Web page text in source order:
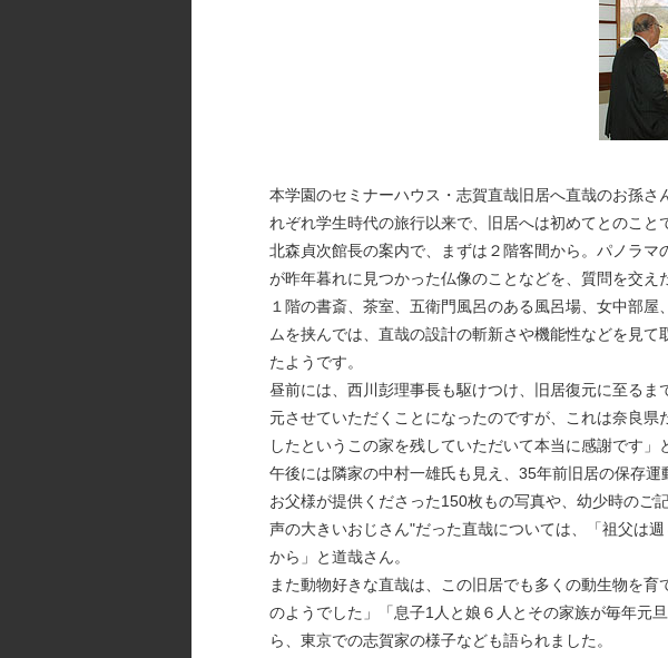
本学園のセミナーハウス・志賀直哉旧居へ直哉のお孫
れぞれ学生時代の旅行以来で、旧居へは初めてとのこと
北森貞次館長の案内で、まずは２階客間から。パノラ
が昨年暮れに見つかった仏像のことなどを、質問を交え
１階の書斎、茶室、五衛門風呂のある風呂場、女中部
ムを挟んでは、直哉の設計の斬新さや機能性などを見
たようです。
昼前には、西川彭理事長も駆けつけ、旧居復元に至る
元させていただくことになったのですが、これは奈良
したというこの家を残していただいて本当に感謝です」
午後には隣家の中村一雄氏も見え、35年前旧居の保存
お父様が提供くださった150枚もの写真や、幼少時のご
声の大きいおじさん"だった直哉については、「祖父は
から」と道哉さん。
また動物好きな直哉は、この旧居でも多くの動生物を
のようでした」「息子1人と娘６人とその家族が毎年元
ら、東京での志賀家の様子なども語られました。